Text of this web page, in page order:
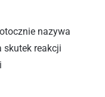
nazywa
skutek reakcji